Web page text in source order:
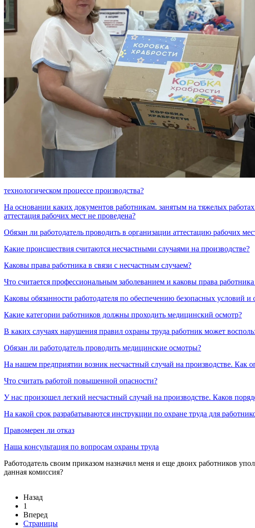
технологическом процессе производства?
На основании каких документов работникам. занятым на тяжелых
аттестация рабочих мест не проведена?
Обязан ли работодатель проводить в организации аттестацию рабочих
Какие происшествия считаются несчастными случаями на производстве?
Каковы права работника в связи с несчастным случаем?
Что считается профессиональным заболеванием и каковы права
Каковы обязанности работодателя по обеспечению безопасных условий и
Какие категории работников должны проходить медицинский осмотр?
В каких случаях нарушения правил охраны труда работник может
Обязан ли работодатель проводить медицинские осмотры?
На нашем предприятии возник несчастный случай на производстве. Как
Что считать работой повышенной опасности?
У нас произошел легкий несчастный случай на производстве. Каков
На какой срок разрабатываются инструкции по охране труда для
Правомерен ли отказ
Наша консультация по вопросам охраны труда
Работодатель своим приказом назначил меня и еще двоих работников
данная комиссия?
Назад
1
Вперед
Страницы